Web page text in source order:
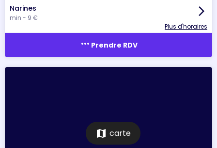
Narines
min - 9 €
arrow_forward_ios
Plus d'horaires
more_horiz Prendre RDV
map carte